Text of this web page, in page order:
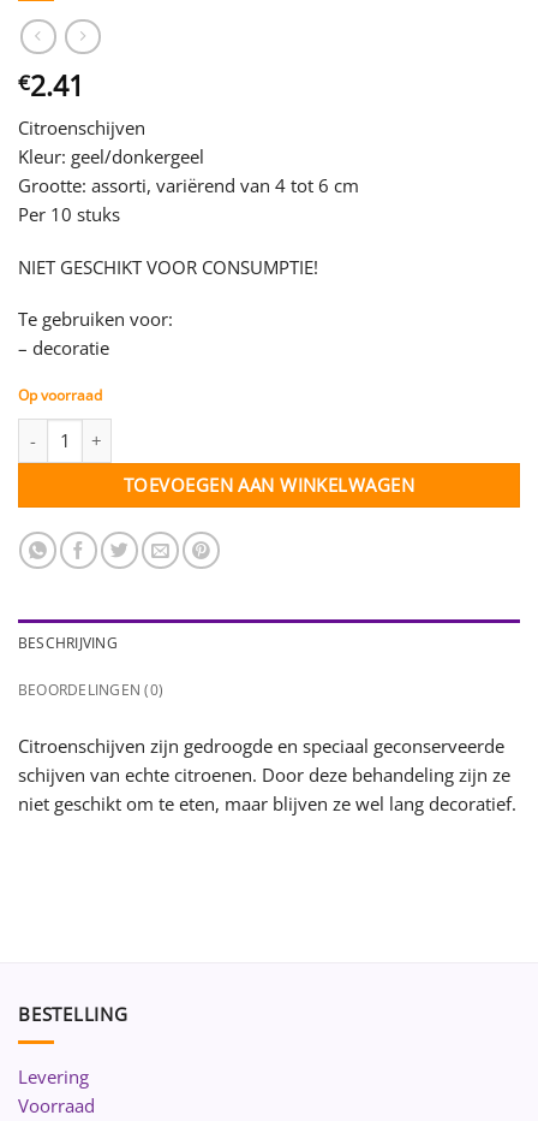
€2.41
Citroenschijven
Kleur: geel/donkergeel
Grootte: assorti, variërend van 4 tot 6 cm
Per 10 stuks
NIET GESCHIKT VOOR CONSUMPTIE!
Te gebruiken voor:
– decoratie
Op voorraad
Citroenschijven - 10 stuks aantal
TOEVOEGEN AAN WINKELWAGEN
BESCHRIJVING
BEOORDELINGEN (0)
Citroenschijven zijn gedroogde en speciaal geconserveerde
schijven van echte citroenen. Door deze behandeling zijn ze
niet geschikt om te eten, maar blijven ze wel lang decoratief.
BESTELLING
Levering
Voorraad